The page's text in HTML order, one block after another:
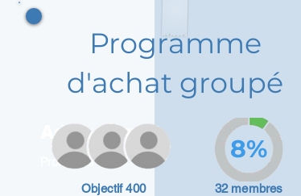
Adam Caar
Promoteur
Programme
d'achat groupé
Objectif 400
32 membres
8%